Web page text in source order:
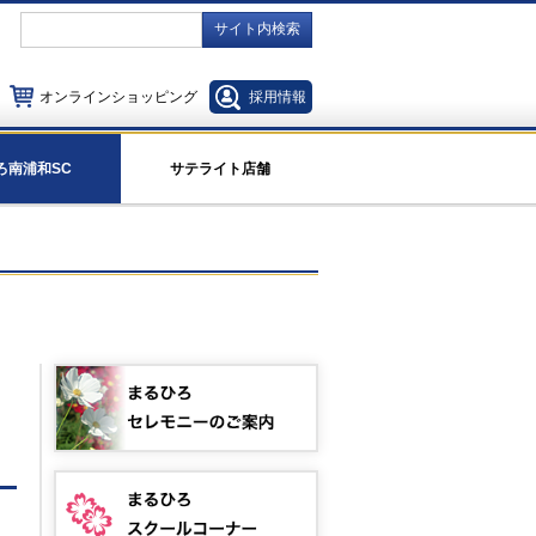
サイト内検索
オンラインショッピング 採用情報
南浦和SC サテライト店舗